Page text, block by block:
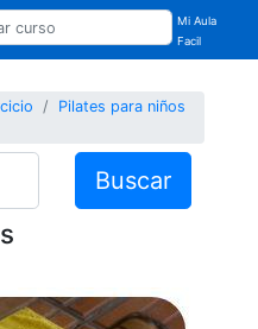
Mi Aula
Facil
Pilates para niños
Buscar